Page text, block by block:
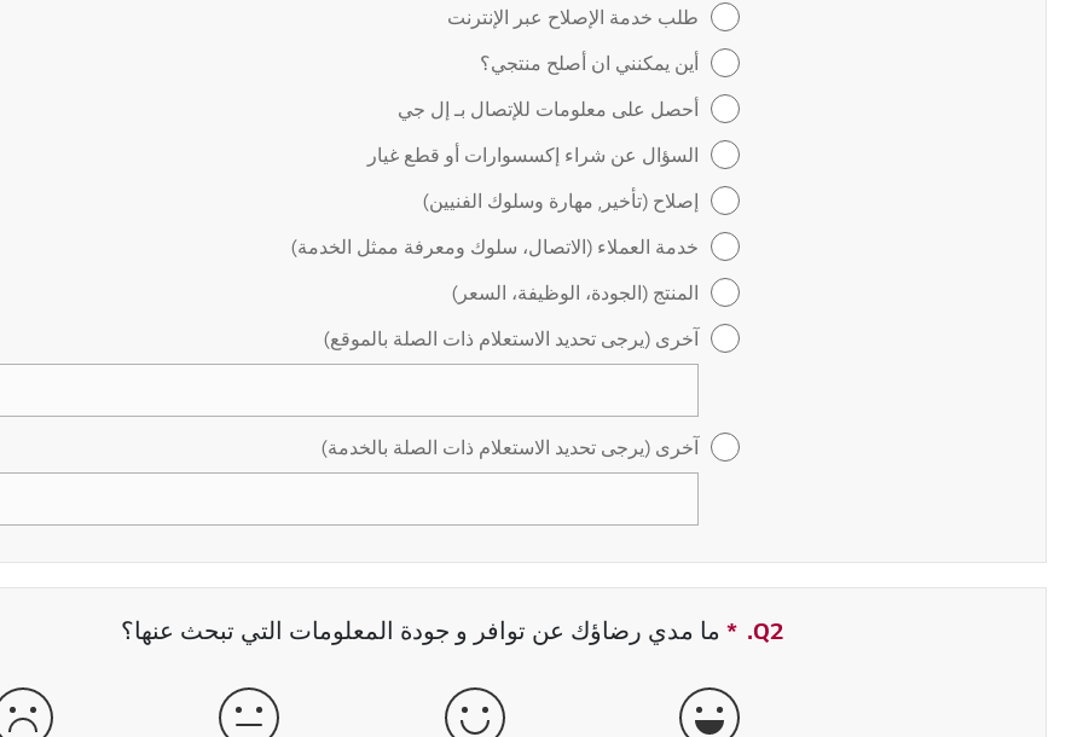
طلب خدمة الإصلاح عبر الإنترنت
أين يمكنني ان أصلح منتجي؟
أحصل على معلومات للإتصال بـ إل جي
السؤال عن شراء إكسسوارات أو قطع غيار
إصلاح (تأخير, مهارة وسلوك الفنيين)
خدمة العملاء (الاتصال، سلوك ومعرفة ممثل الخدمة)
المنتج (الجودة، الوظيفة، السعر)
آخرى (يرجى تحديد الاستعلام ذات الصلة بالموقع)
آخرى (يرجى تحديد الاستعلام ذات الصلة بالخدمة)
Q2.
* حقل مطلوب
ما مدي رضاؤك عن توافر و جودة المعلومات التي تبحث عنها؟
جيدة جداً جيدة عادية